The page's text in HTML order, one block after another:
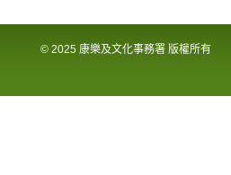
© 2025 康樂及文化事務署 版權所有